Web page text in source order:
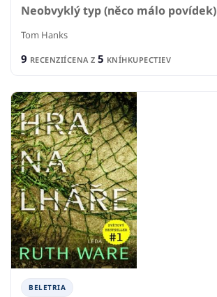
Neobvyklý typ (něco málo povídek)
Tom Hanks
9 RECENZIÍCENA Z 5 KNÍHKUPECTIEV
BELETRIA